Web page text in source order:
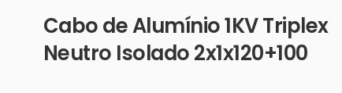
Cabo de Alumínio 1KV Triplex
Neutro Isolado 2x1x120+100